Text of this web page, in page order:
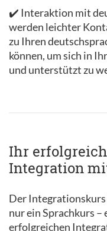
✔️ Interaktion mit
werden leichter
zu Ihren
können, um sich in
und unterstützt zu
Ihr
Integration
Der
nur ein Sprachkurs –
erfolgreichen